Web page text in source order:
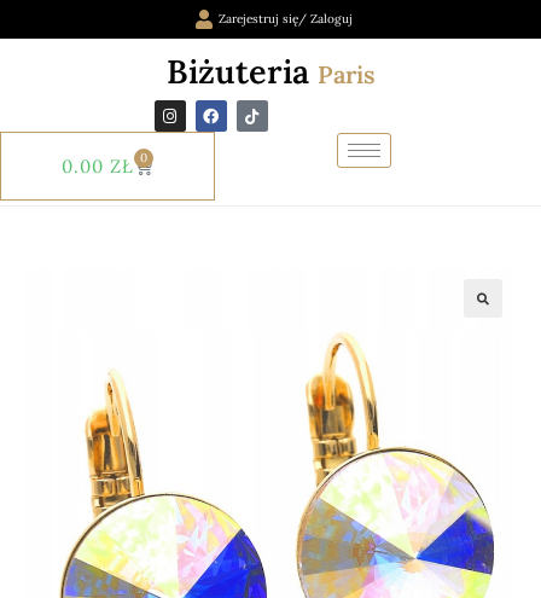
Zarejestruj się/ Zaloguj
Biżuteria Paris
0.00 ZŁ 0